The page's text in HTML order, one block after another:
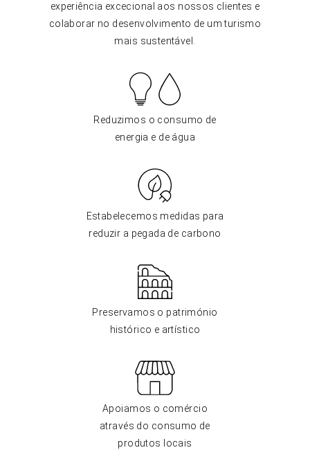
experiência excecional aos nossos clientes e
colaborar no desenvolvimento de um turismo
mais sustentável.
Reduzimos o consumo de
energia e de água
Estabelecemos medidas para
reduzir a pegada de carbono
Preservamos o património
histórico e artístico
Apoiamos o comércio
através do consumo de
produtos locais